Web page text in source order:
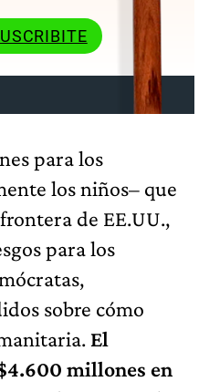
para los
los niños– que
de EE.UU.,
para los
sobre cómo
El
millones en